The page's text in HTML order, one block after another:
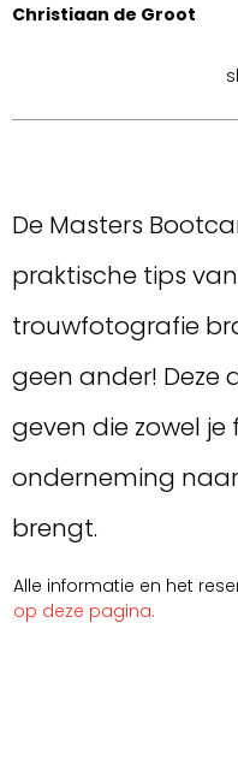
Christiaan de Groot
De Masters
praktische tips
trouwfotografie
geen ander! Deze
geven die zowel
onderneming
brengt.
Alle informatie en het
op deze pagina.